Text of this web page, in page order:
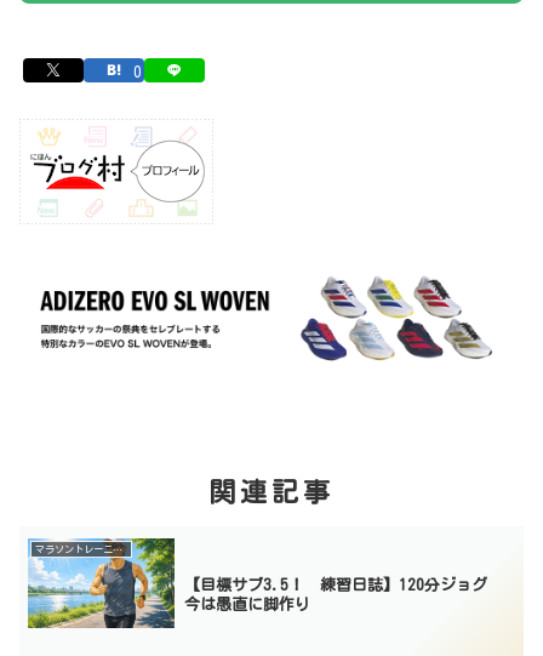
0
関連記事
マラソントレーニング
【目標サブ3.5！ 練習日誌】120分ジョグ
今は愚直に脚作り